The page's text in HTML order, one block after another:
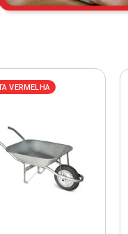
VERMELHA